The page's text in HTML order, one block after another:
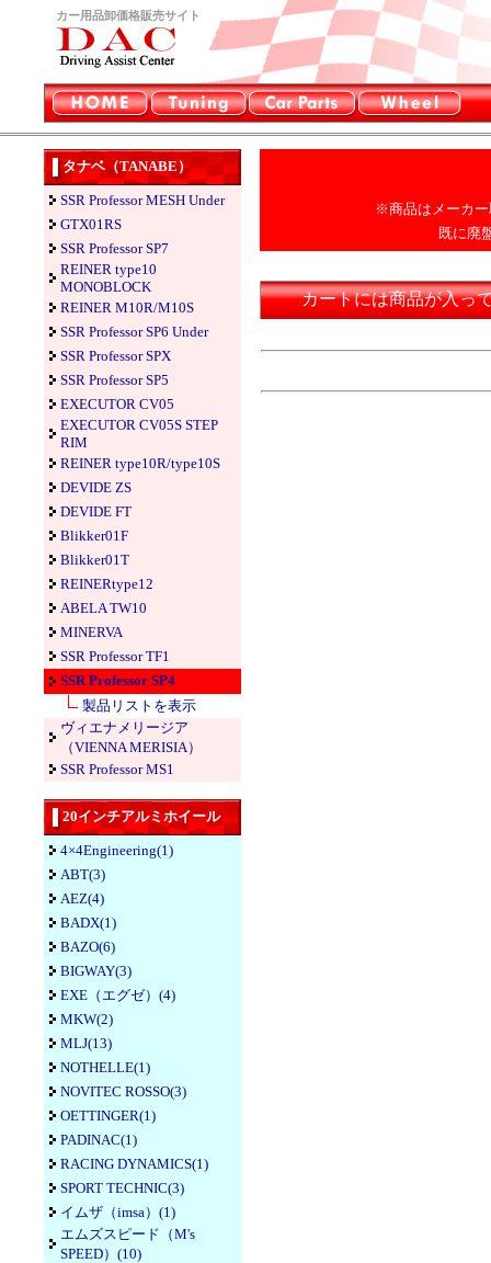
カー用品卸価格販売サイト
タナベ（TANABE）
SSR Professor MESH Under
GTX01RS
SSR Professor SP7
REINER type10
MONOBLOCK
REINER M10R/M10S
SSR Professor SP6 Under
SSR Professor SPX
SSR Professor SP5
EXECUTOR CV05
EXECUTOR CV05S STEP
RIM
REINER type10R/type10S
DEVIDE ZS
DEVIDE FT
Blikker01F
Blikker01T
REINERtype12
ABELA TW10
MINERVA
SSR Professor TF1
SSR Professor SP4
製品リストを表示
ヴィエナメリージア
（VIENNA MERISIA）
SSR Professor MS1
20インチアルミホイール
4×4Engineering(1)
ABT(3)
AEZ(4)
BADX(1)
BAZO(6)
BIGWAY(3)
EXE（エグゼ）(4)
MKW(2)
MLJ(13)
NOTHELLE(1)
NOVITEC ROSSO(3)
OETTINGER(1)
PADINAC(1)
RACING DYNAMICS(1)
SPORT TECHNIC(3)
イムザ（imsa）(1)
エムズスピード（M's
SPEED）(10)
※商品はメーカー
既に廃
カートには商品が入っ